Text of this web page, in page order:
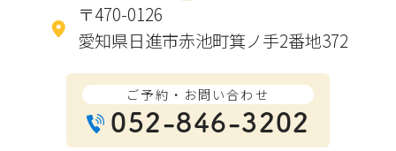
〒470-0126
愛知県日進市赤池町箕ノ手2番地372
ご予約・お問い合わせ
052-846-3202